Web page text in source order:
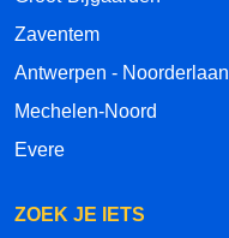
Zaventem
Antwerpen - Noorderlaan
Mechelen-Noord
Evere
ZOEK JE IETS